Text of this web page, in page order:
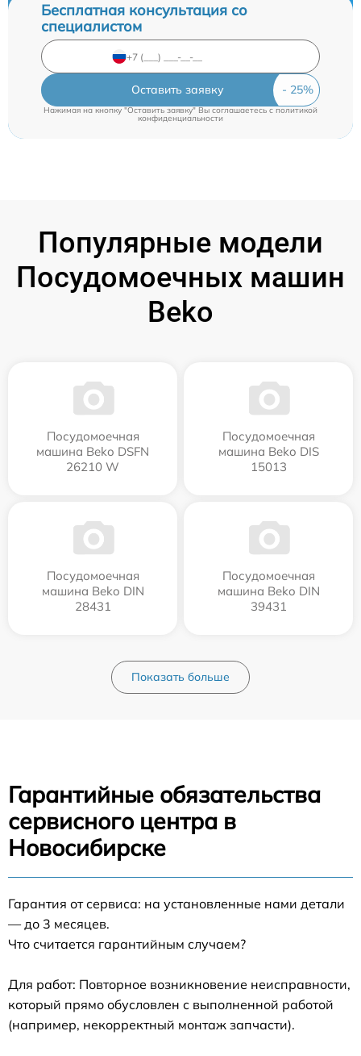
Бесплатная консультация со
специалистом
Оставить заявку
Нажимая на кнопку "Оставить заявку" Вы соглашаетесь c политикой
конфиденциальности
Популярные модели
Посудомоечных машин
Beko
Посудомоечная
машина Beko DSFN
26210 W
Посудомоечная
машина Beko DIS
15013
Посудомоечная
машина Beko DIN
28431
Посудомоечная
машина Beko DIN
39431
Показать больше
Гарантийные обязательства
сервисного центра в
Новосибирске
Гарантия от сервиса: на установленные нами детали
— до 3 месяцев.
Что считается гарантийным случаем?
Для работ: Повторное возникновение неисправности,
который прямо обусловлен с выполненной работой
(например, некорректный монтаж запчасти).